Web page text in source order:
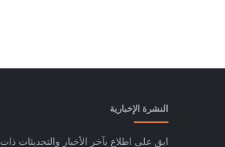
النشرة الإخبارية
ابق على اطلاع بآخر الأخبار والتحديثات ذات